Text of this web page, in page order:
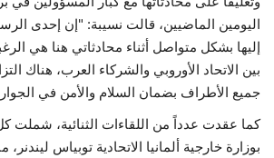
اليومين الماضيين، قالت نسيبة: "إن إحدى
إليها بشكل متواصل أثناء محادثاتي هنا هي
بين الاتحاد الأوروبي والشركاء العرب، ‏هناك
جميع الأطراف بضمان السلام ‏والأمن في
كما عقدت عدداً من اللقاءات الثنائية، شملت
بوزارة خارجية ألمانيا الاتحادية توبياس